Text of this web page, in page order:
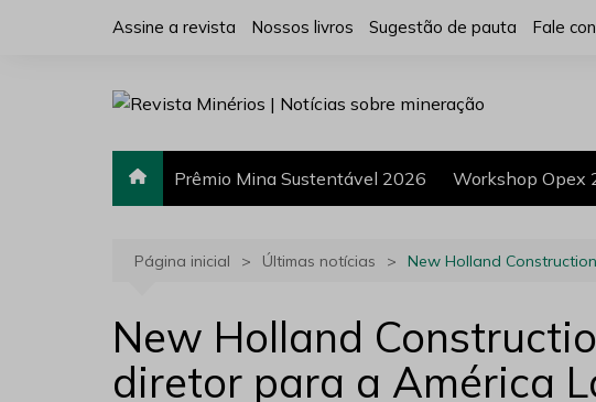
Assine a revista Nossos livros Sugestão de pauta Fale
Prêmio Mina Sustentável 2026 Workshop Opex
Página inicial Últimas notícias New Holland
New Holland
diretor para a América